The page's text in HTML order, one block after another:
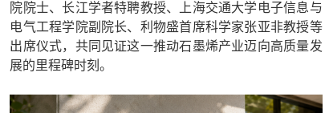
院院士、长江学者特聘教授、上海交通大学电子信息与
电气工程学院副院长、利物盛首席科学家张亚非教授等
出席仪式，共同见证这一推动石墨烯产业迈向高质量发
展的里程碑时刻。